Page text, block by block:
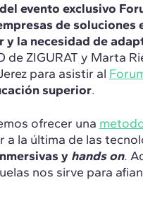
evento exclusivo
de
la necesidad de
de ZIGURAT y Marta
para asistir al
superior.
ofrecer una
a la última de las
y hands on.
nos sirve para